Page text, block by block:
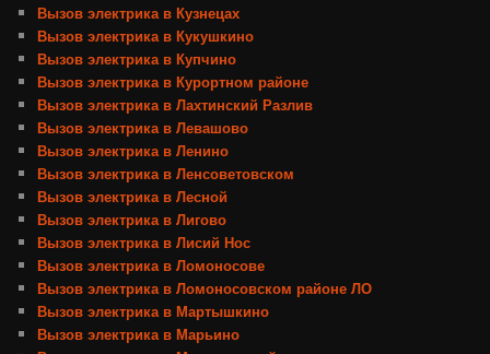
Вызов электрика в Кузнецах
Вызов электрика в Кукушкино
Вызов электрика в Купчино
Вызов электрика в Курортном районе
Вызов электрика в Лахтинский Разлив
Вызов электрика в Левашово
Вызов электрика в Ленино
Вызов электрика в Ленсоветовском
Вызов электрика в Лесной
Вызов электрика в Лигово
Вызов электрика в Лисий Нос
Вызов электрика в Ломоносове
Вызов электрика в Ломоносовском районе ЛО
Вызов электрика в Мартышкино
Вызов электрика в Марьино